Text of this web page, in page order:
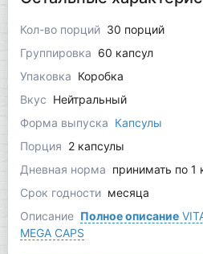
Кол-во порций 30 порций
Группировка 60 капсул
Упаковка Коробка
Вкус Нейтральный
Форма выпуска Капсулы
Порция 2 капсулы
Дневная норма принимать по 1
Срок годности месяца
Описание Полное описание
MEGA CAPS